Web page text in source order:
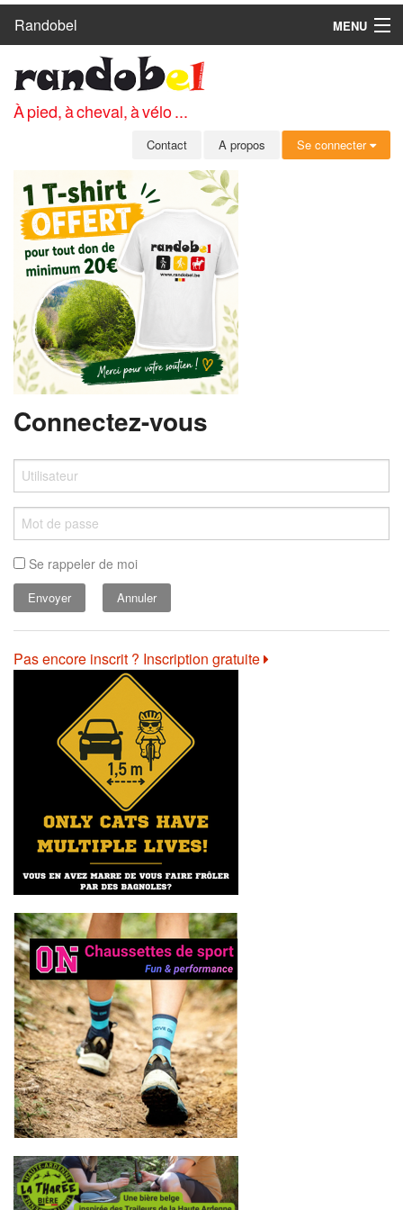
Randobel
MENU
CIRCUITS
CLUBS
MEMBRES
SE CONNECTER
INSCRIPTION GRATUITE
MOT DE PASSE OUBLIÉ
À pied, à cheval, à vélo ...
Contact A propos Se connecter
Connectez-vous
Se rappeler de moi
Annuler
Pas encore inscrit ? Inscription gratuite